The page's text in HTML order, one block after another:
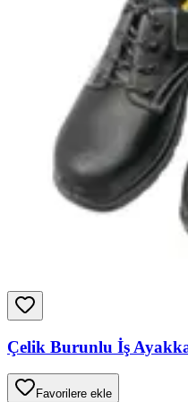
Çelik Burunlu İş
Favorilere ekle